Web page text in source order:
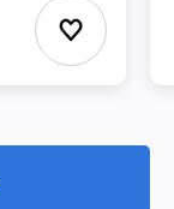
Ajouter
offres